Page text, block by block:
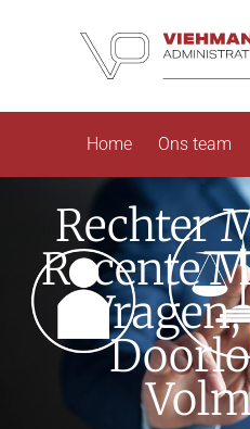
Home Ons team
Rechter
Recente